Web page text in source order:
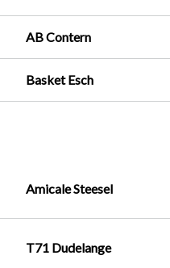
AB Contern
Basket Esch
Amicale Steesel
T71 Dudelange